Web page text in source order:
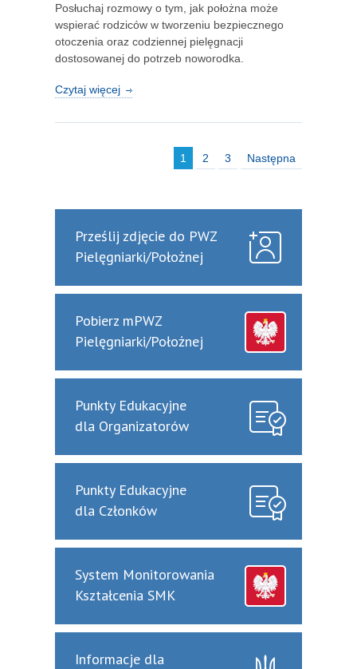
Posłuchaj rozmowy o tym, jak położna może
wspierać rodziców w tworzeniu bezpiecznego
otoczenia oraz codziennej pielęgnacji
dostosowanej do potrzeb noworodka.
Czytaj więcej
1 2 3 Następna
Prześlij zdjęcie do PWZ
Pielęgniarki/Położnej
Pobierz mPWZ
Pielęgniarki/Położnej
Punkty Edukacyjne
dla Organizatorów
Punkty Edukacyjne
dla Członków
System Monitorowania
Kształcenia SMK
Informacje dla